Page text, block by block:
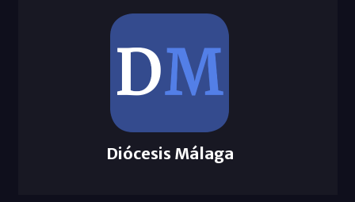
Diócesis Málaga